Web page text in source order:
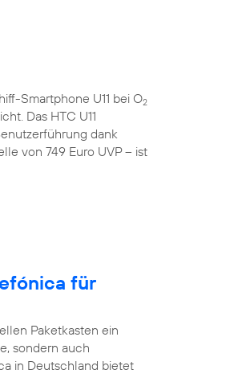
Smartphone U11 bei O2
Das HTC U11
dank
von 749 Euro UVP – ist
für
Paketkasten ein
sondern auch
in Deutschland bietet